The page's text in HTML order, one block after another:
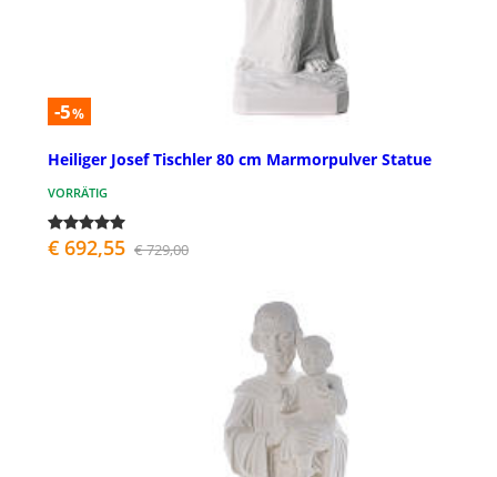
-5%
Heiliger Josef Tischler 80 cm Marmorpulver Statue
VORRÄTIG
€ 692,55 € 729,00